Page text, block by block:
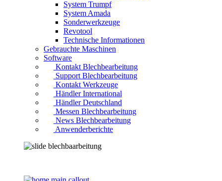
System Trumpf
System Amada
Sonderwerkzeuge
Revotool
Technische Informationen
Gebrauchte Maschinen
Software
Kontakt Blechbearbeitung
Support Blechbearbeitung
Kontakt Werkzeuge
Händler International
Händler Deutschland
Messen Blechbearbeitung
News Blechbearbeitung
Anwenderberichte